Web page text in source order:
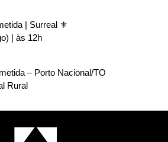
| Surreal ⚜️
| às 12h
– Porto Nacional/TO
Rural